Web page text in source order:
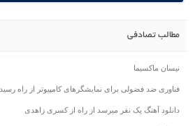
مطالب تصادفی
نیسان ماکسیما
فناوری ضد فضولی برای نمایشگرهای کامپیوتر از راه رسید
دانلود آهنگ یک نفر میرسد از راه از کسری زاهدی